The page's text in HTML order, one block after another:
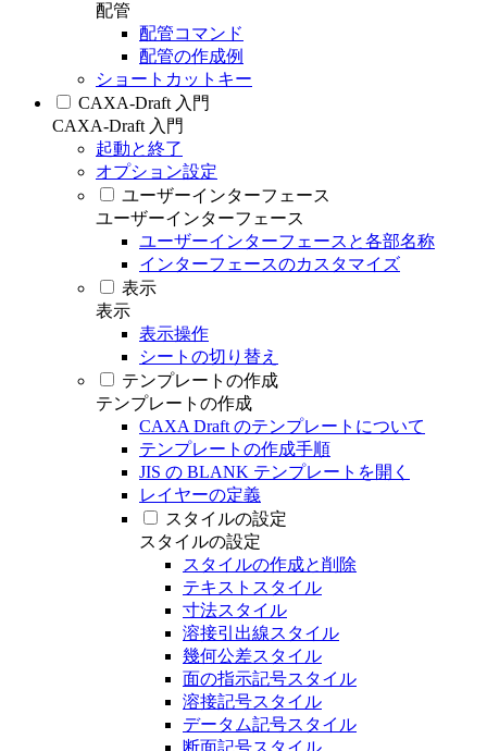
配管
配管コマンド
配管の作成例
ショートカットキー
CAXA-Draft 入門
CAXA-Draft 入門
起動と終了
オプション設定
ユーザーインターフェース
ユーザーインターフェース
ユーザーインターフェースと各部名称
インターフェースのカスタマイズ
表示
表示
表示操作
シートの切り替え
テンプレートの作成
テンプレートの作成
CAXA Draft のテンプレートについて
テンプレートの作成手順
JIS の BLANK テンプレートを開く
レイヤーの定義
スタイルの設定
スタイルの設定
スタイルの作成と削除
テキストスタイル
寸法スタイル
溶接引出線スタイル
幾何公差スタイル
面の指示記号スタイル
溶接記号スタイル
データム記号スタイル
断面記号スタイル